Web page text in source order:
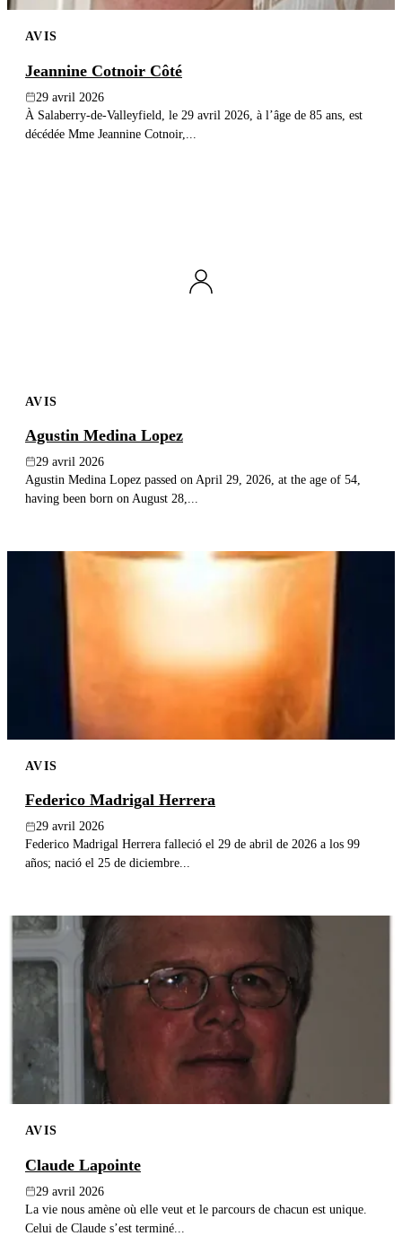
AVIS
Jeannine Cotnoir Côté
29 avril 2026
À Salaberry-de-Valleyfield, le 29 avril 2026, à l’âge de 85 ans, est
décédée Mme Jeannine Cotnoir,...
AVIS
Agustin Medina Lopez
29 avril 2026
Agustin Medina Lopez passed on April 29, 2026, at the age of 54,
having been born on August 28,...
AVIS
Federico Madrigal Herrera
29 avril 2026
Federico Madrigal Herrera falleció el 29 de abril de 2026 a los 99
años; nació el 25 de diciembre...
AVIS
Claude Lapointe
29 avril 2026
La vie nous amène où elle veut et le parcours de chacun est unique.
Celui de Claude s’est terminé...